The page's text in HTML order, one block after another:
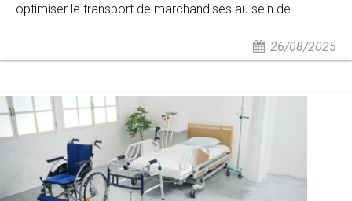
optimiser le transport de marchandises au sein de...
26/08/2025